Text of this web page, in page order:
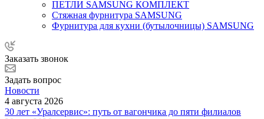
ПЕТЛИ SAMSUNG КОМПЛЕКТ
Стяжная фурнитура SAMSUNG
Фурнитура для кухни (бутылочницы) SAMSUNG
Заказать звонок
Задать вопрос
Новости
4 августа 2026
30 лет «Уралсервис»: путь от вагончика до пяти филиалов